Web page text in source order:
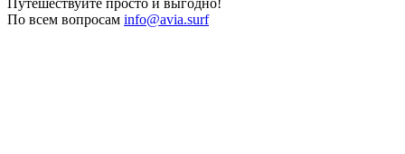
Путешествуйте просто и выгодно!
По всем вопросам info@avia.surf